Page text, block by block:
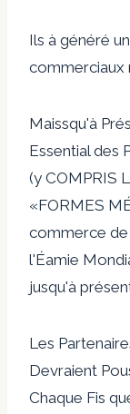
Ils à généré
commerciaux
Maissqu'à
Essential des
(y COMPRIS
«FORMES
commerce de
l'Éamie
jusqu'à
Les
Devraient
Chaque Fis